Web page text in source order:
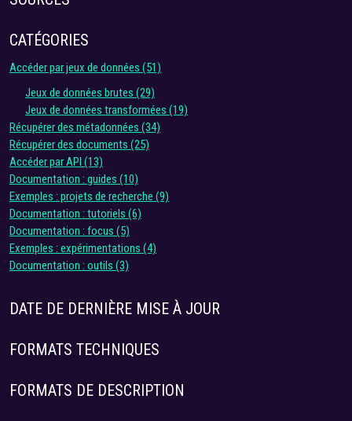
CATÉGORIES
Accéder par jeux de données (51)
Jeux de données brutes (29)
Jeux de données transformées (19)
Récupérer des métadonnées (34)
Récupérer des documents (25)
Accéder par API (13)
Documentation : guides (10)
Exemples : projets de recherche (9)
Documentation : tutoriels (6)
Documentation : focus (5)
Exemples : expérimentations (4)
Documentation : outils (3)
DATE DE DERNIÈRE MISE À JOUR
FORMATS TECHNIQUES
FORMATS DE DESCRIPTION